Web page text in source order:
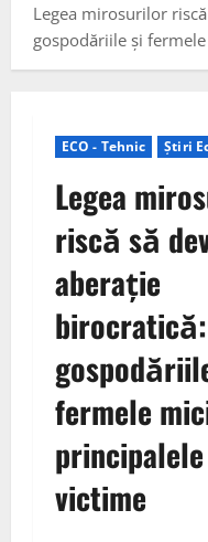
Legea mirosurilor
gospodăriile și
ECO - Tehnic Știri
Legea
riscă să
aberație
birocratică:
fermele
principalele
victime